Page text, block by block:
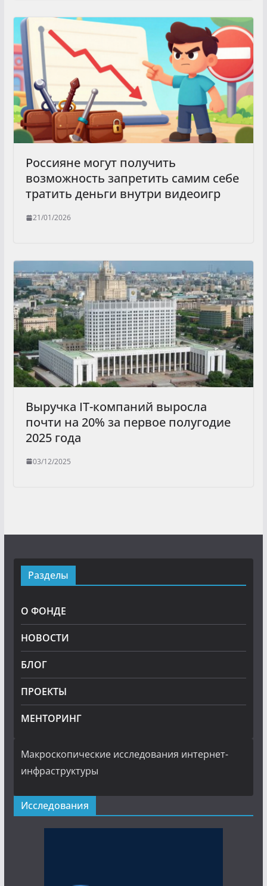
Россияне могут получить
возможность запретить самим себе
тратить деньги внутри видеоигр
21/01/2026
Выручка IT-компаний выросла
почти на 20% за первое полугодие
2025 года
03/12/2025
Разделы
О ФОНДЕ
НОВОСТИ
БЛОГ
ПРОЕКТЫ
МЕНТОРИНГ
Макроскопические исследования интернет-
инфраструктуры
Исследования